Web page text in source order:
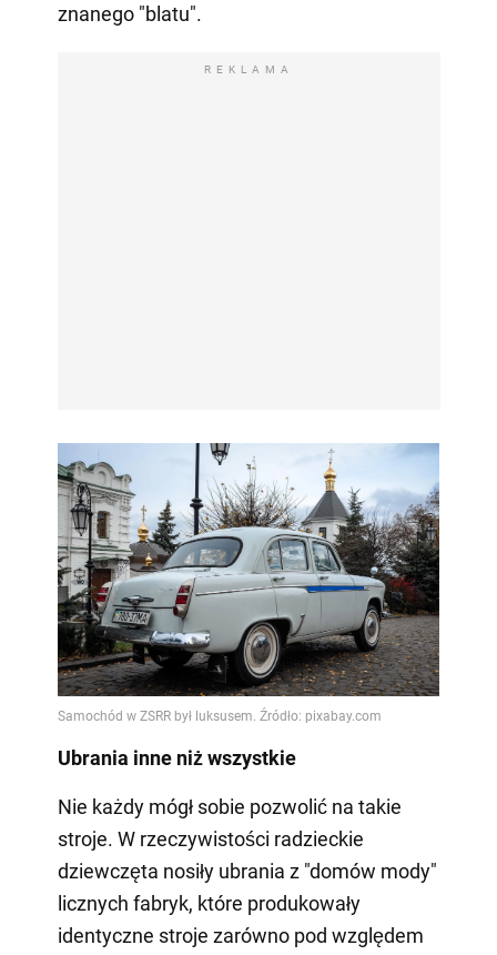
znanego "blatu".
REKLAMA
Ubrania inne niż wszystkie
Nie każdy mógł sobie pozwolić na takie
stroje. W rzeczywistości radzieckie
dziewczęta nosiły ubrania z "domów mody"
licznych fabryk, które produkowały
identyczne stroje zarówno pod względem